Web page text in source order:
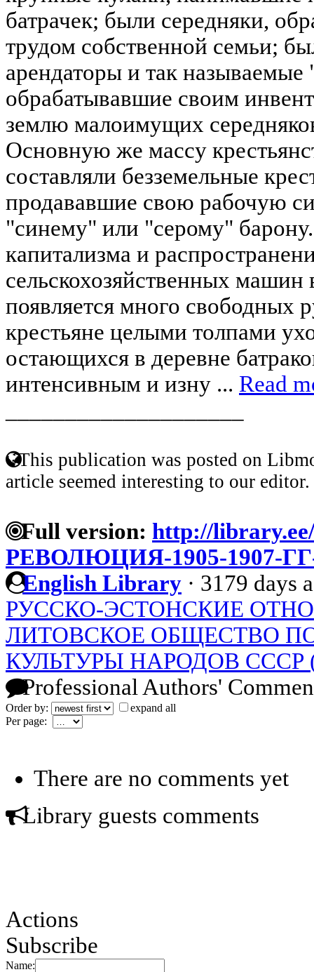
батрачек; были середняки,
трудом собственной семьи;
арендаторы и так
обрабатывавшие своим
землю малоимущих
Основную же массу
составляли безземельные
продававшие свою рабочую
"синему" или "серому"
капитализма и
сельскохозяйственных
появляется много свободных
крестьяне целыми толпами
остающихся в деревне
интенсивным и изну ... Read
This publication was posted on
article seemed interesting to our editor.
Full version: http://
РЕВОЛЮЦИЯ-1905-1907-
English Library · 3179 days
РУССКО-ЭСТОНСКИЕ
ЛИТОВСКОЕ ОБЩЕСТВО
КУЛЬТУРЫ НАРОДОВ СССР
Professional Authors'
Order by:
expand all
Per page:
There are no comments yet
Library guests comments
Actions
Subscribe
Name: